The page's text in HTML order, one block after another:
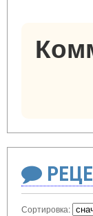
Сортировка: